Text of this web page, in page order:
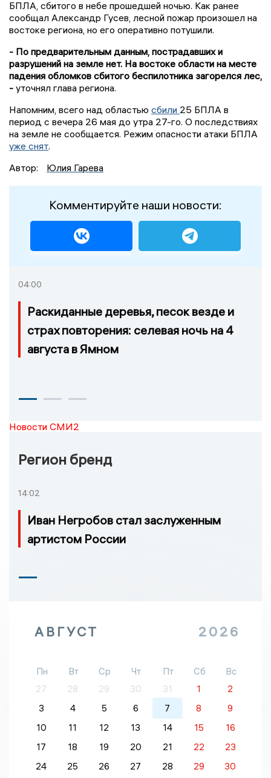
БПЛА, сбитого в небе прошедшей ночью. Как ранее
сообщал Александр Гусев, лесной пожар произошел на
востоке региона, но его оперативно потушили.
- По предварительным данным, пострадавших и
разрушений на земле нет. На востоке области на месте
падения обломков сбитого беспилотника загорелся лес,
- уточнял глава региона.
Напомним, всего над областью сбили 25 БПЛА в
период с вечера 26 мая до утра 27-го. О последствиях
на земле не сообщается. Режим опасности атаки БПЛА
уже снят.
Автор:
Юлия Гарева
Комментируйте наши новости:
04:00
Раскиданные деревья, песок везде и
страх повторения: селевая ночь на 4
августа в Ямном
Новости СМИ2
Регион бренд
14:02
Иван Негробов стал заслуженным
артистом России
АВГУСТ 2026
Пн Вт Ср Чт Пт Сб
Вс
27
28 29 30 31 1
2
3
4 5 6 7 8
9
10
11 12 13 14 15
16
17
18 19 20 21 22
23
24
25 26 27 28 29 30